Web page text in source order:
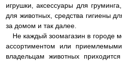
игрушки, аксессуары для
для животных, средства гигиены
за домом и так далее.
Не каждый зоомагазин в городе
ассортиментом или
владельцам животных